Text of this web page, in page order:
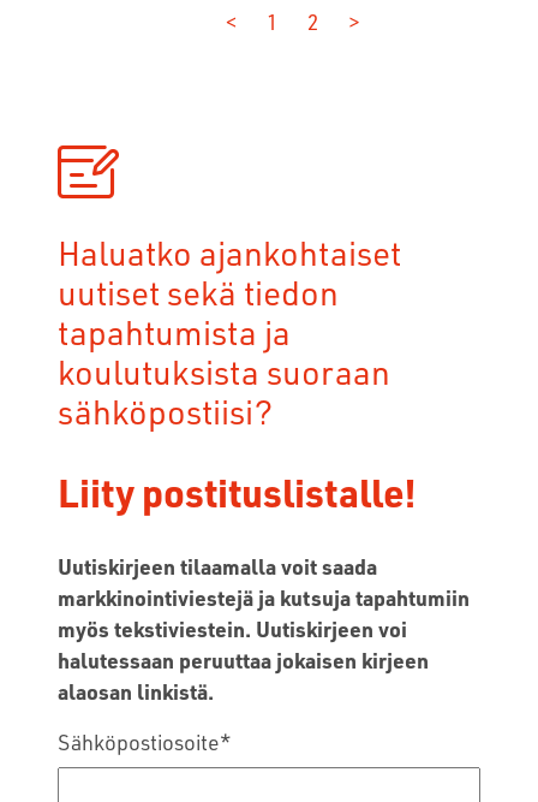
< 1 2 >
Haluatko ajankohtaiset
uutiset sekä tiedon
tapahtumista ja
koulutuksista suoraan
sähköpostiisi?
Liity postituslistalle!
Uutiskirjeen tilaamalla voit saada
markkinointiviestejä ja kutsuja tapahtumiin
myös tekstiviestein. Uutiskirjeen voi
halutessaan peruuttaa jokaisen kirjeen
alaosan linkistä.
Sähköpostiosoite*